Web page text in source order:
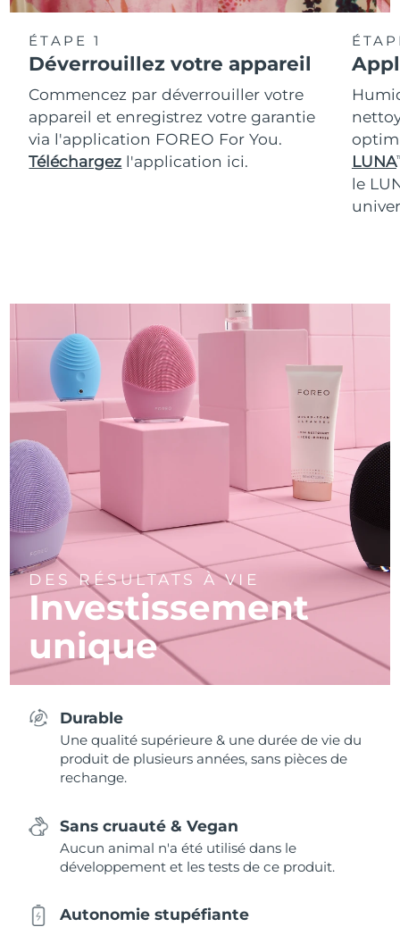
ÉTAPE 1
Déverrouillez votre appareil
Commencez par déverrouiller votre
appareil et enregistrez votre garantie
via l'application FOREO For You.
Téléchargez l'application ici.
LUNA
le
DES RÉSULTATS À VIE
Investissement
unique
Durable
Une qualité supérieure & une durée de vie du
produit de plusieurs années, sans pièces de
rechange.
Sans cruauté & Vegan
Aucun animal n'a été utilisé dans le
développement et les tests de ce produit.
Autonomie stupéfiante